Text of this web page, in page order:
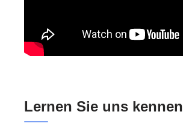
Lernen Sie uns kennen